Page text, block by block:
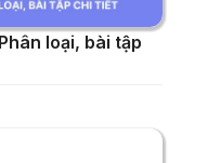
loại, bài tập